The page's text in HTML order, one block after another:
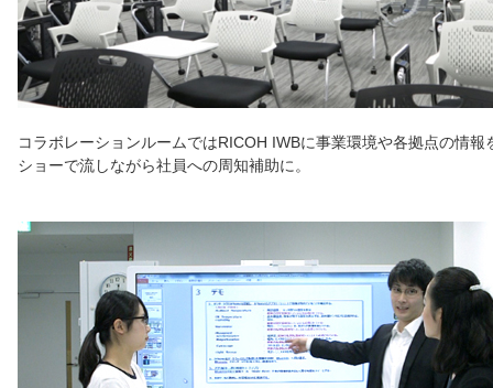
コラボレーションルームではRICOH IWBに事業環境や各拠点の情報
ショーで流しながら社員への周知補助に。